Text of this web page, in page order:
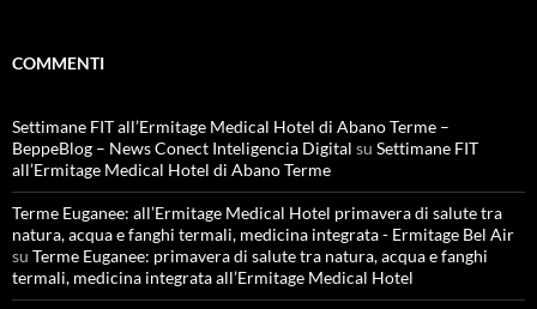
COMMENTI
Settimane FIT all’Ermitage Medical Hotel di Abano Terme –
BeppeBlog – News Conect Inteligencia Digital su Settimane FIT
all’Ermitage Medical Hotel di Abano Terme
Terme Euganee: all’Ermitage Medical Hotel primavera di salute tra
natura, acqua e fanghi termali, medicina integrata - Ermitage Bel Air
su Terme Euganee: primavera di salute tra natura, acqua e fanghi
termali, medicina integrata all’Ermitage Medical Hotel